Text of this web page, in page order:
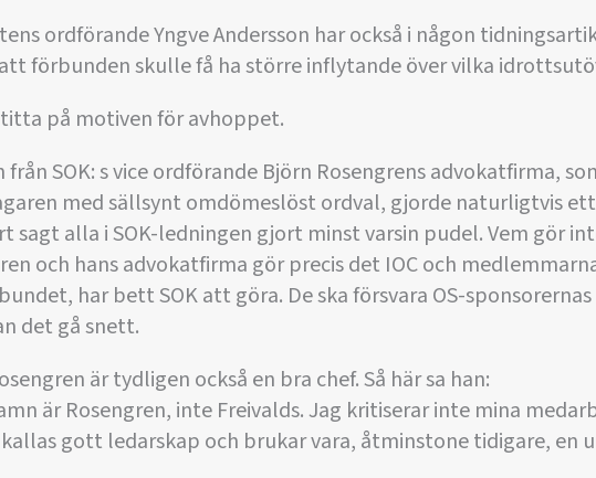
ordförande Yngve Andersson har också i någon
förbunden skulle få ha större inflytande över vilka
titta på motiven för avhoppet.
från SOK: s vice ordförande Björn Rosengrens advokatfirma,
med sällsynt omdömeslöst ordval, gjorde naturligtvis
sagt alla i SOK-ledningen gjort minst varsin pudel. Vem gör
och hans advokatfirma gör precis det IOC och
har bett SOK att göra. De ska försvara OS-
det gå snett.
är tydligen också en bra chef. Så här sa han:
är Rosengren, inte Freivalds. Jag kritiserar inte mina
gott ledarskap och brukar vara, åtminstone tidigare, en